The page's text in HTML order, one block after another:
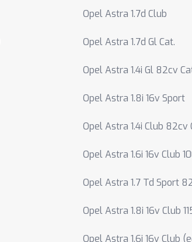
Opel Astra 1.7d Club
Opel Astra 1.7d Gl Cat.
Opel Astra 1.4i Gl 82cv
Opel Astra 1.8i 16v Sport
Opel Astra 1.4i Club 82cv
Opel Astra 1.6i 16v Club
Opel Astra 1.7 Td Sport
Opel Astra 1.8i 16v Club
Opel Astra 1.6i 16v Club